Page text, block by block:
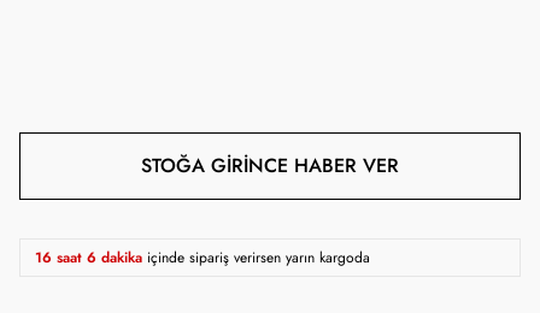
STOĞA GIRINCE HABER VER
16 saat 6 dakika içinde sipariş verirsen yarın kargoda